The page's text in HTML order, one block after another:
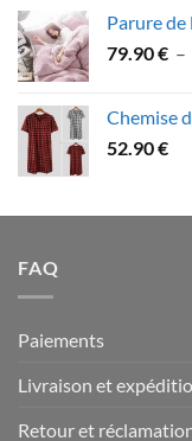
Parure
79.90€ –
Chemise
52.90€
FAQ
Paiements
Livraison et
Retour et